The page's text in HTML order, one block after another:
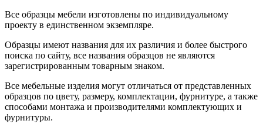
Все образцы мебели изготовлены по индивидуальному
проекту в единственном экземпляре.
Образцы имеют названия для их различия и более быстрого
поиска по сайту, все названия образцов не являются
зарегистрированным товарным знаком.
Все мебельные изделия могут отличаться от представленных
образцов по цвету, размеру, комплектации, фурнитуре, а также
способами монтажа и производителями комплектующих и
фурнитуры.